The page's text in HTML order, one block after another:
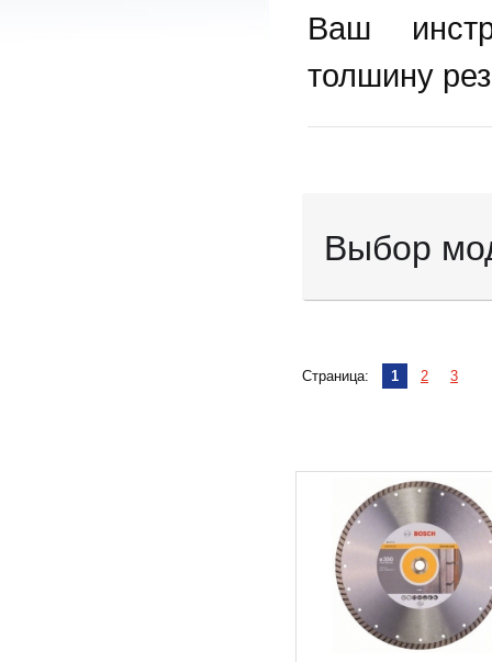
Ваш
толшину
Выбор
Страница: 1 2 3